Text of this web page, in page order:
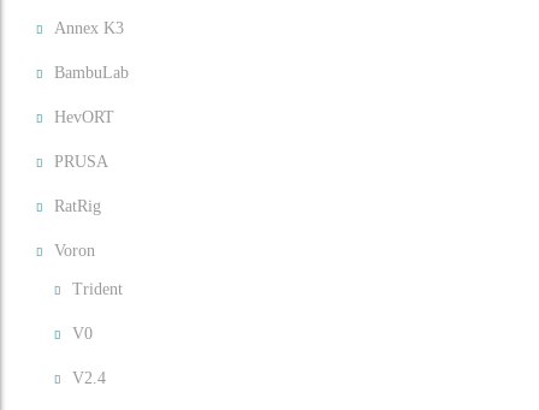
Annex K3
BambuLab
HevORT
PRUSA
RatRig
Voron
Trident
V0
V2.4